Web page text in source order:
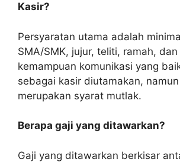
Kasir?
Persyaratan utama adalah
SMA/SMK, jujur, teliti, ramah,
kemampuan komunikasi yang
sebagai kasir diutamakan,
merupakan syarat mutlak.
Berapa gaji yang ditawarkan?
Gaji yang ditawarkan berkisar